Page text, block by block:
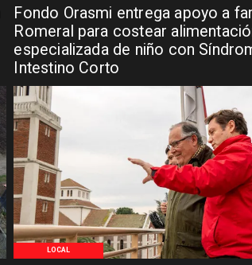
Fondo Orasmi entrega apoyo a
Romeral para costear
especializada de niño con
Intestino Corto
LOCAL